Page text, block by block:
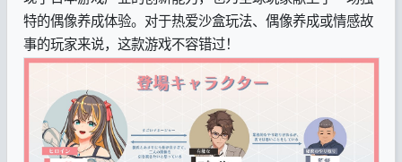
特的偶像养成体验。对于热爱沙盒玩法、偶像养成或情感故
事的玩家来说，这款游戏不容错过！